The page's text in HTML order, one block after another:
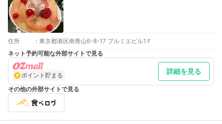
住所 : 東京都港区南青山6-8-17 プルミエビル1Ｆ
ネット予約可能な外部サイトで見る
ポイント貯まる 詳細を見る
その他の外部サイトで見る